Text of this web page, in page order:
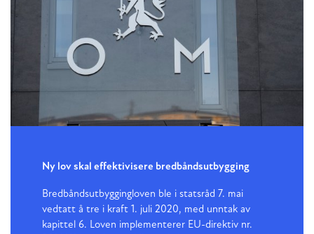
Ny lov skal effektivisere bredbåndsutbygging
Bredbåndsutbyggingloven ble i statsråd 7. mai
vedtatt å tre i kraft 1. juli 2020, med unntak av
kapittel 6. Loven implementerer EU-direktiv nr.